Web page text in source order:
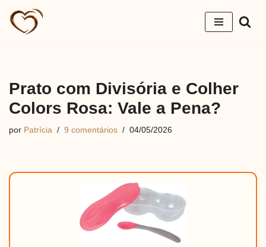
Pular
Prato com Divisória e Colher
Colors Rosa: Vale a Pena?
por Patrícia 9 comentários 04/05/2026